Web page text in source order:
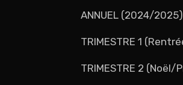
ANNUEL (2024/2025)
TRIMESTRE 1
TRIMESTRE 2 (Noël/